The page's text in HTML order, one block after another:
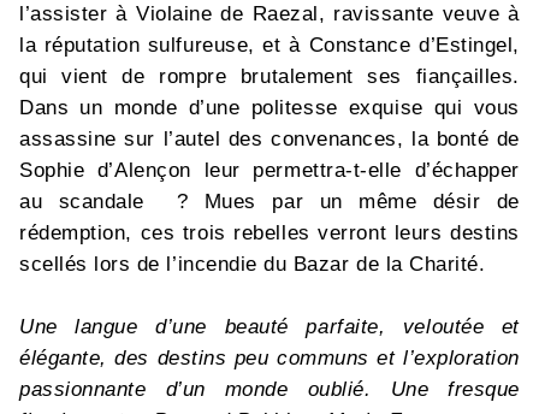
l’assister à Violaine de Raezal, ravissante veuve à
la réputation sulfureuse, et à Constance d’Estingel,
qui vient de rompre brutalement ses fiançailles.
Dans un monde d’une politesse exquise qui vous
assassine sur l’autel des convenances, la bonté de
Sophie d’Alençon leur permettra-t-elle d’échapper
au scandale ? Mues par un même désir de
rédemption, ces trois rebelles verront leurs destins
scellés lors de l’incendie du Bazar de la Charité.
Une langue d’une beauté parfaite, veloutée et
élégante, des destins peu communs et l’exploration
passionnante d’un monde oublié. Une fresque